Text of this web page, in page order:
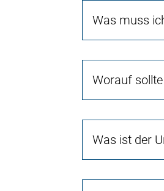
Was muss
Worauf
Was ist der